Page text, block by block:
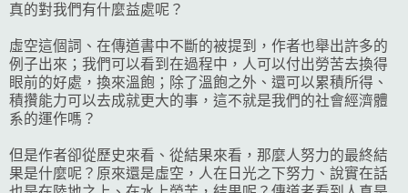
真的對我們有什麼益處呢？
虛空這個詞、在傳道書中不斷的被提到，作者也舉出許多的
例子出來；我們可以看到在過程中，人可以付出勞苦去換得
眼前的好處，換來溫飽；除了溫飽之外、還可以累積所得、
積攢能力可以去成就更大的事，這不就是我們的社會經濟體
系的運作嗎？
但是作者卻從歷史來看、從結果來看，那麼人努力的最終結
果是什麼呢？原來還是虛空，人在日光之下努力、說實在話